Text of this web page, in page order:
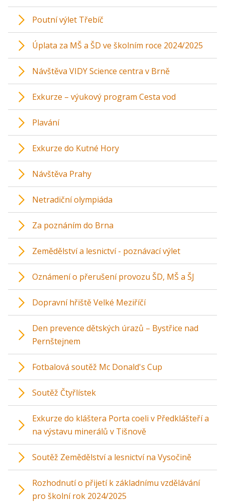
Poutní výlet Třebíč
Úplata za MŠ a ŠD ve školním roce 2024/2025
Návštěva VIDY Science centra v Brně
Exkurze – výukový program Cesta vod
Plavání
Exkurze do Kutné Hory
Návštěva Prahy
Netradiční olympiáda
Za poznáním do Brna
Zemědělství a lesnictví - poznávací výlet
Oznámení o přerušení provozu ŠD, MŠ a ŠJ
Dopravní hřiště Velké Meziříčí
Den prevence dětských úrazů – Bystřice nad
Pernštejnem
Fotbalová soutěž Mc Donald's Cup
Soutěž Čtyřlístek
Exkurze do kláštera Porta coeli v Předklášteří a
na výstavu minerálů v Tišnově
Soutěž Zemědělství a lesnictví na Vysočině
Rozhodnutí o přijetí k základnímu vzdělávání
pro školní rok 2024/2025